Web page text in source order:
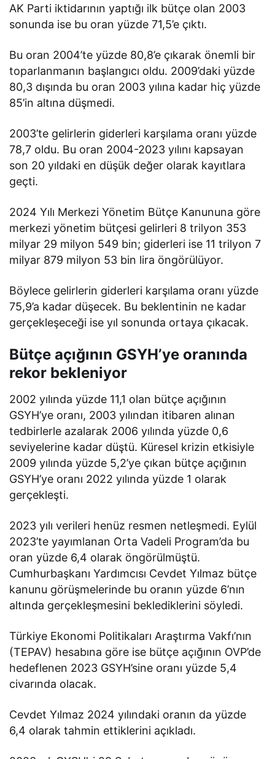
AK Parti iktidarının yaptığı ilk bütçe olan 2003
sonunda ise bu oran yüzde 71,5’e çıktı.
Bu oran 2004’te yüzde 80,8’e çıkarak önemli bir
toparlanmanın başlangıcı oldu. 2009’daki yüzde
80,3 dışında bu oran 2003 yılına kadar hiç yüzde
85’in altına düşmedi.
2003’te gelirlerin giderleri karşılama oranı yüzde
78,7 oldu. Bu oran 2004-2023 yılını kapsayan
son 20 yıldaki en düşük değer olarak kayıtlara
geçti.
2024 Yılı Merkezi Yönetim Bütçe Kanununa göre
merkezi yönetim bütçesi gelirleri 8 trilyon 353
milyar 29 milyon 549 bin; giderleri ise 11 trilyon 7
milyar 879 milyon 53 bin lira öngörülüyor.
Böylece gelirlerin giderleri karşılama oranı yüzde
75,9’a kadar düşecek. Bu beklentinin ne kadar
gerçekleşeceği ise yıl sonunda ortaya çıkacak.
Bütçe açığının GSYH’ye oranında
rekor bekleniyor
2002 yılında yüzde 11,1 olan bütçe açığının
GSYH’ye oranı, 2003 yılından itibaren alınan
tedbirlerle azalarak 2006 yılında yüzde 0,6
seviyelerine kadar düştü. Küresel krizin etkisiyle
2009 yılında yüzde 5,2’ye çıkan bütçe açığının
GSYH’ye oranı 2022 yılında yüzde 1 olarak
gerçekleşti.
2023 yılı verileri henüz resmen netleşmedi. Eylül
2023’te yayımlanan Orta Vadeli Program’da bu
oran yüzde 6,4 olarak öngörülmüştü.
Cumhurbaşkanı Yardımcısı Cevdet Yılmaz bütçe
kanunu görüşmelerinde bu oranın yüzde 6’nın
altında gerçekleşmesini beklediklerini söyledi.
Türkiye Ekonomi Politikaları Araştırma Vakfı’nın
(TEPAV) hesabına göre ise bütçe açığının OVP’de
hedeflenen 2023 GSYH’sine oranı yüzde 5,4
civarında olacak.
Cevdet Yılmaz 2024 yılındaki oranın da yüzde
6,4 olarak tahmin ettiklerini açıkladı.